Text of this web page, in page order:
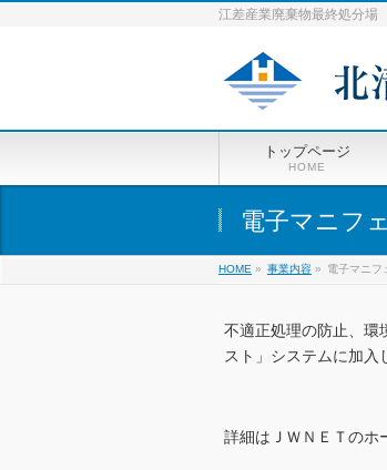
江差産業廃棄物最終処分場
トップページ
HOME
電子マニフ
HOME » 事業内容 » 電子マニフ
不適正処理の防止、環
スト」システムに加入
詳細はＪＷＮＥＴのホ